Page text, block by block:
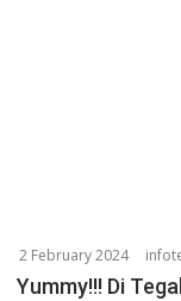
2 February 2024
Yummy!!! Di